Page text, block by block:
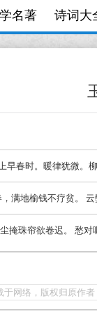
名著 诗词大
早春时。暖律犹微。
满地榆钱不疗贫。
掩珠帘欲卷迟。 愁
网络，版权归原作